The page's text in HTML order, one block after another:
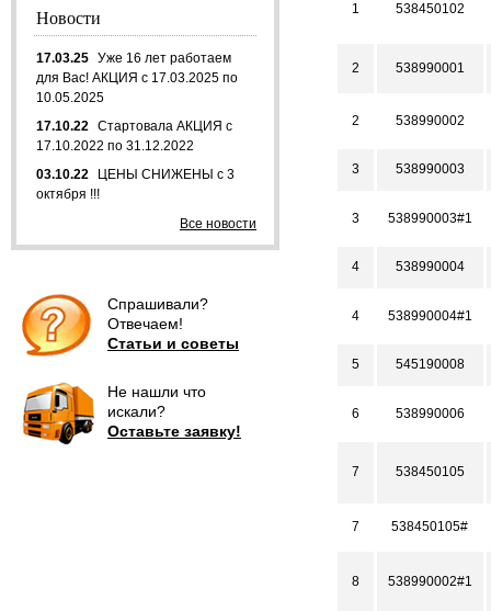
1 538450102
2 538990001
2 538990002
3 538990003
3 538990003#1
4 538990004
4 538990004#1
5 545190008
6 538990006
7 538450105
7 538450105#
8 538990002#1
Новости
17.03.25 Уже 16 лет работаем
для Вас! АКЦИЯ с 17.03.2025 по
10.05.2025
17.10.22 Стартовала АКЦИЯ с
17.10.2022 по 31.12.2022
03.10.22
ЦЕНЫ СНИЖЕНЫ с 3
октября !!!
Все новости
Спрашивали?
Отвечаем!
Статьи и советы
Не нашли что
искали?
Оставьте заявку!